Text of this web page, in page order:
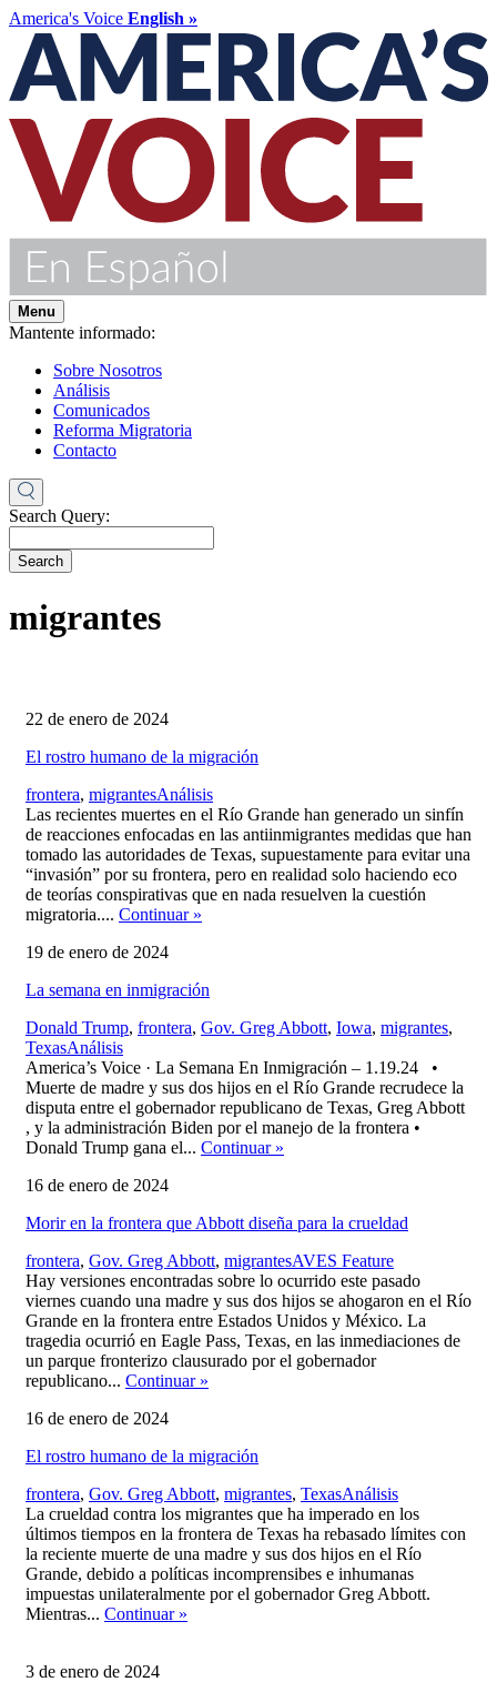
America's Voice English »
Menu
Mantente informado:
Sobre Nosotros
Análisis
Comunicados
Reforma Migratoria
Contacto
Search Query:
Search
migrantes
22 de enero de 2024
El rostro humano de la migración
frontera, migrantes,Análisis
Las recientes muertes en el Río Grande han generado un sinfín
de reacciones enfocadas en las antiinmigrantes medidas que han
tomado las autoridades de Texas, supuestamente para evitar una
“invasión” por su frontera, pero en realidad solo haciendo eco
de teorías conspirativas que en nada resuelven la cuestión
migratoria.... Continuar »
19 de enero de 2024
La semana en inmigración
Donald Trump, frontera, Gov. Greg Abbott, Iowa, migrantes,
Texas,Análisis
America’s Voice · La Semana En Inmigración – 1.19.24 •
Muerte de madre y sus dos hijos en el Río Grande recrudece la
disputa entre el gobernador republicano de Texas, Greg Abbott
, y la administración Biden por el manejo de la frontera •
Donald Trump gana el... Continuar »
16 de enero de 2024
Morir en la frontera que Abbott diseña para la crueldad
frontera, Gov. Greg Abbott, migrantes,AVES Feature
Hay versiones encontradas sobre lo ocurrido este pasado
viernes cuando una madre y sus dos hijos se ahogaron en el Río
Grande en la frontera entre Estados Unidos y México. La
tragedia ocurrió en Eagle Pass, Texas, en las inmediaciones de
un parque fronterizo clausurado por el gobernador
republicano... Continuar »
16 de enero de 2024
El rostro humano de la migración
frontera, Gov. Greg Abbott, migrantes, Texas,Análisis
La crueldad contra los migrantes que ha imperado en los
últimos tiempos en la frontera de Texas ha rebasado límites con
la reciente muerte de una madre y sus dos hijos en el Río
Grande, debido a políticas incomprensibes e inhumanas
impuestas unilateralmente por el gobernador Greg Abbott.
Mientras... Continuar »
3 de enero de 2024